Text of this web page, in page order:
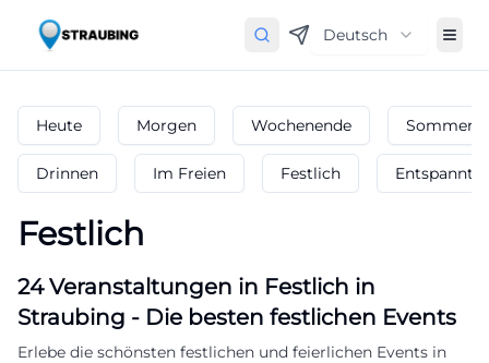
Deutsch
Heute Morgen Wochenende
Drinnen Im Freien Festlich Entspannt
Festlich
24 Veranstaltungen in Festlich in
Straubing - Die besten festlichen Events
Erlebe die schönsten festlichen und feierlichen Events in